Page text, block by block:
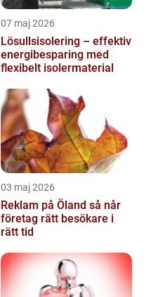
07 maj 2026
Lösullsisolering – effektiv
energibesparing med
flexibelt isolermaterial
03 maj 2026
Reklam på Öland så når
företag rätt besökare i
rätt tid